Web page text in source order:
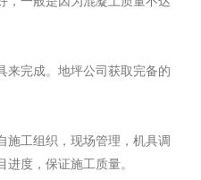
来完成。地坪公司获取完备的
施工组织，现场管理，机具调
度，保证施工质量。